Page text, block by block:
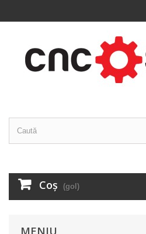
Coş (gol)
MENIU